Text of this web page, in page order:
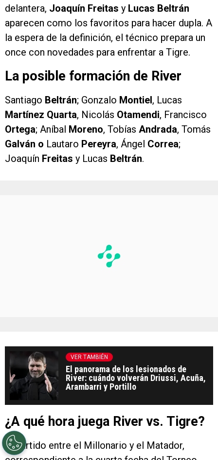
delantera, Joaquín Freitas y Lucas Beltrán
aparecen como los favoritos para hacer dupla. A
la espera de la definición, el técnico prepara un
once con novedades para enfrentar a Tigre.
La posible formación de River
Santiago Beltrán; Gonzalo Montiel, Lucas
Martínez Quarta, Nicolás Otamendi, Francisco
Ortega; Aníbal Moreno, Tobías Andrada, Tomás
Galván o Lautaro Pereyra, Ángel Correa;
Joaquín Freitas y Lucas Beltrán.
VER TAMBIÉN
El panorama de los lesionados de
River: cuándo volverán Driussi, Acuña,
Arambarri y Portillo
¿A qué hora juega River vs. Tigre?
El partido entre el Millonario y el Matador,